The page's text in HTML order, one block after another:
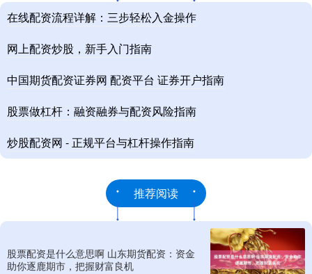
在线配资流程详解：三步轻松入金操作
网上配资炒股，新手入门指南
中国期货配资证券网 配资平台 证券开户指南
股票做杠杆：融资融券与配资风险指南
炒股配资网 - 正规平台与杠杆操作指南
推荐阅读
股票配资是什么意思啊 山东期货配资：资金
助你逐鹿期市，把握财富良机